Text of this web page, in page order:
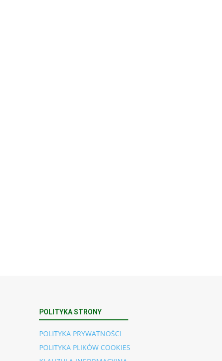
POLITYKA STRONY
POLITYKA PRYWATNOŚCI
POLITYKA PLIKÓW COOKIES